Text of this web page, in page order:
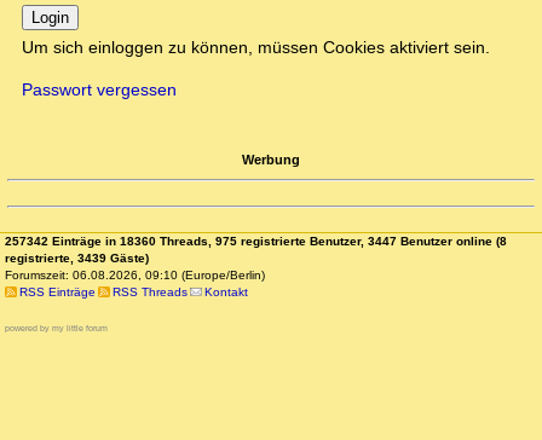
Login
Um sich einloggen zu können, müssen Cookies aktiviert sein.
Passwort vergessen
Werbung
257342 Einträge in 18360 Threads, 975 registrierte Benutzer, 3447 Benutzer online (8
registrierte, 3439 Gäste)
Forumszeit: 06.08.2026, 09:10 (Europe/Berlin)
RSS Einträge
RSS Threads Kontakt
powered by my little forum